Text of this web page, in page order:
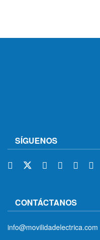
SÍGUENOS
CONTÁCTANOS
info@movilidadelectrica.com